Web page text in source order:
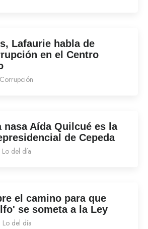
Lafaurie habla de
en el Centro
Corrupción
nasa Aída Quilcué es la
de Cepeda
Lo del día
el camino para que
se someta a la Ley
Lo del día